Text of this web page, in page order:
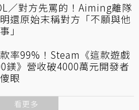
／對方先罵的！Aiming離隊
還原始末稱對方「不願與他
」
率99%！Steam《這款遊戲
鎂》營收破4000萬元開發者
眼
看更多